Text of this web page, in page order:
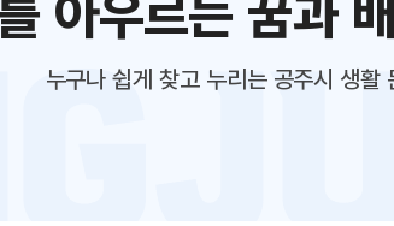
아우르는 꿈과
누구나 쉽게 찾고 누리는 공주시 생활